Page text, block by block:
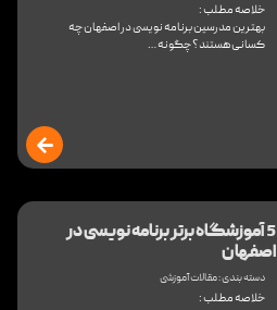
خلاصه مطلب :
بهترین مدرسین برنامه نویسی در اصفهان چه
کسانی هستند؟ چگونه …
5 آموزشگاه برتر برنامه نویسی در
اصفهان
دسته بندی :مقالات آموزشی
خلاصه مطلب :